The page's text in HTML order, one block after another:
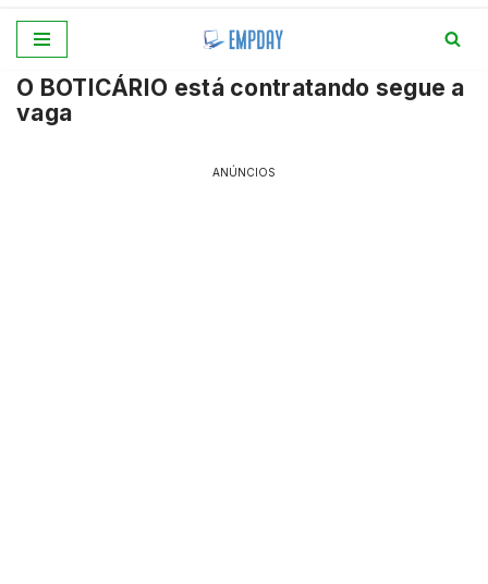
para
o
O BOTICÁRIO está contratando segue a
vaga
ANÚNCIOS